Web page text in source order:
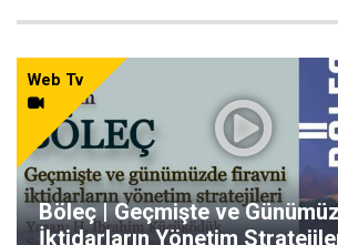
Web Tv
Böleç | Geçmişte ve
İktidarların Yönetim